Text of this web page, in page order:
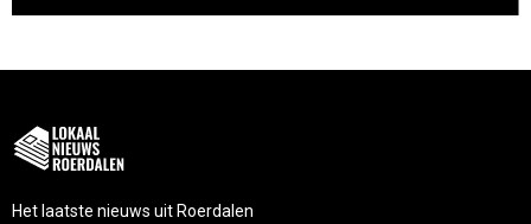
Het laatste nieuws uit Roerdalen